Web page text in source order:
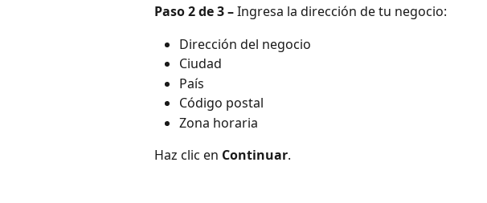
Paso 2 de 3 –Ingresa la dirección de tu negocio:
Dirección del negocio
Ciudad
País
Código postal
Zona horaria
Haz clic en Continuar.